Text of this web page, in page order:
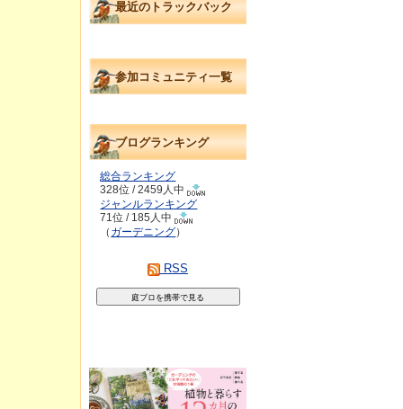
最近のトラックバック
参加コミュニティ一覧
ブログランキング
総合ランキング
328位 / 2459人中
ジャンルランキング
71位 / 185人中
（ ガーデニング）
RSS